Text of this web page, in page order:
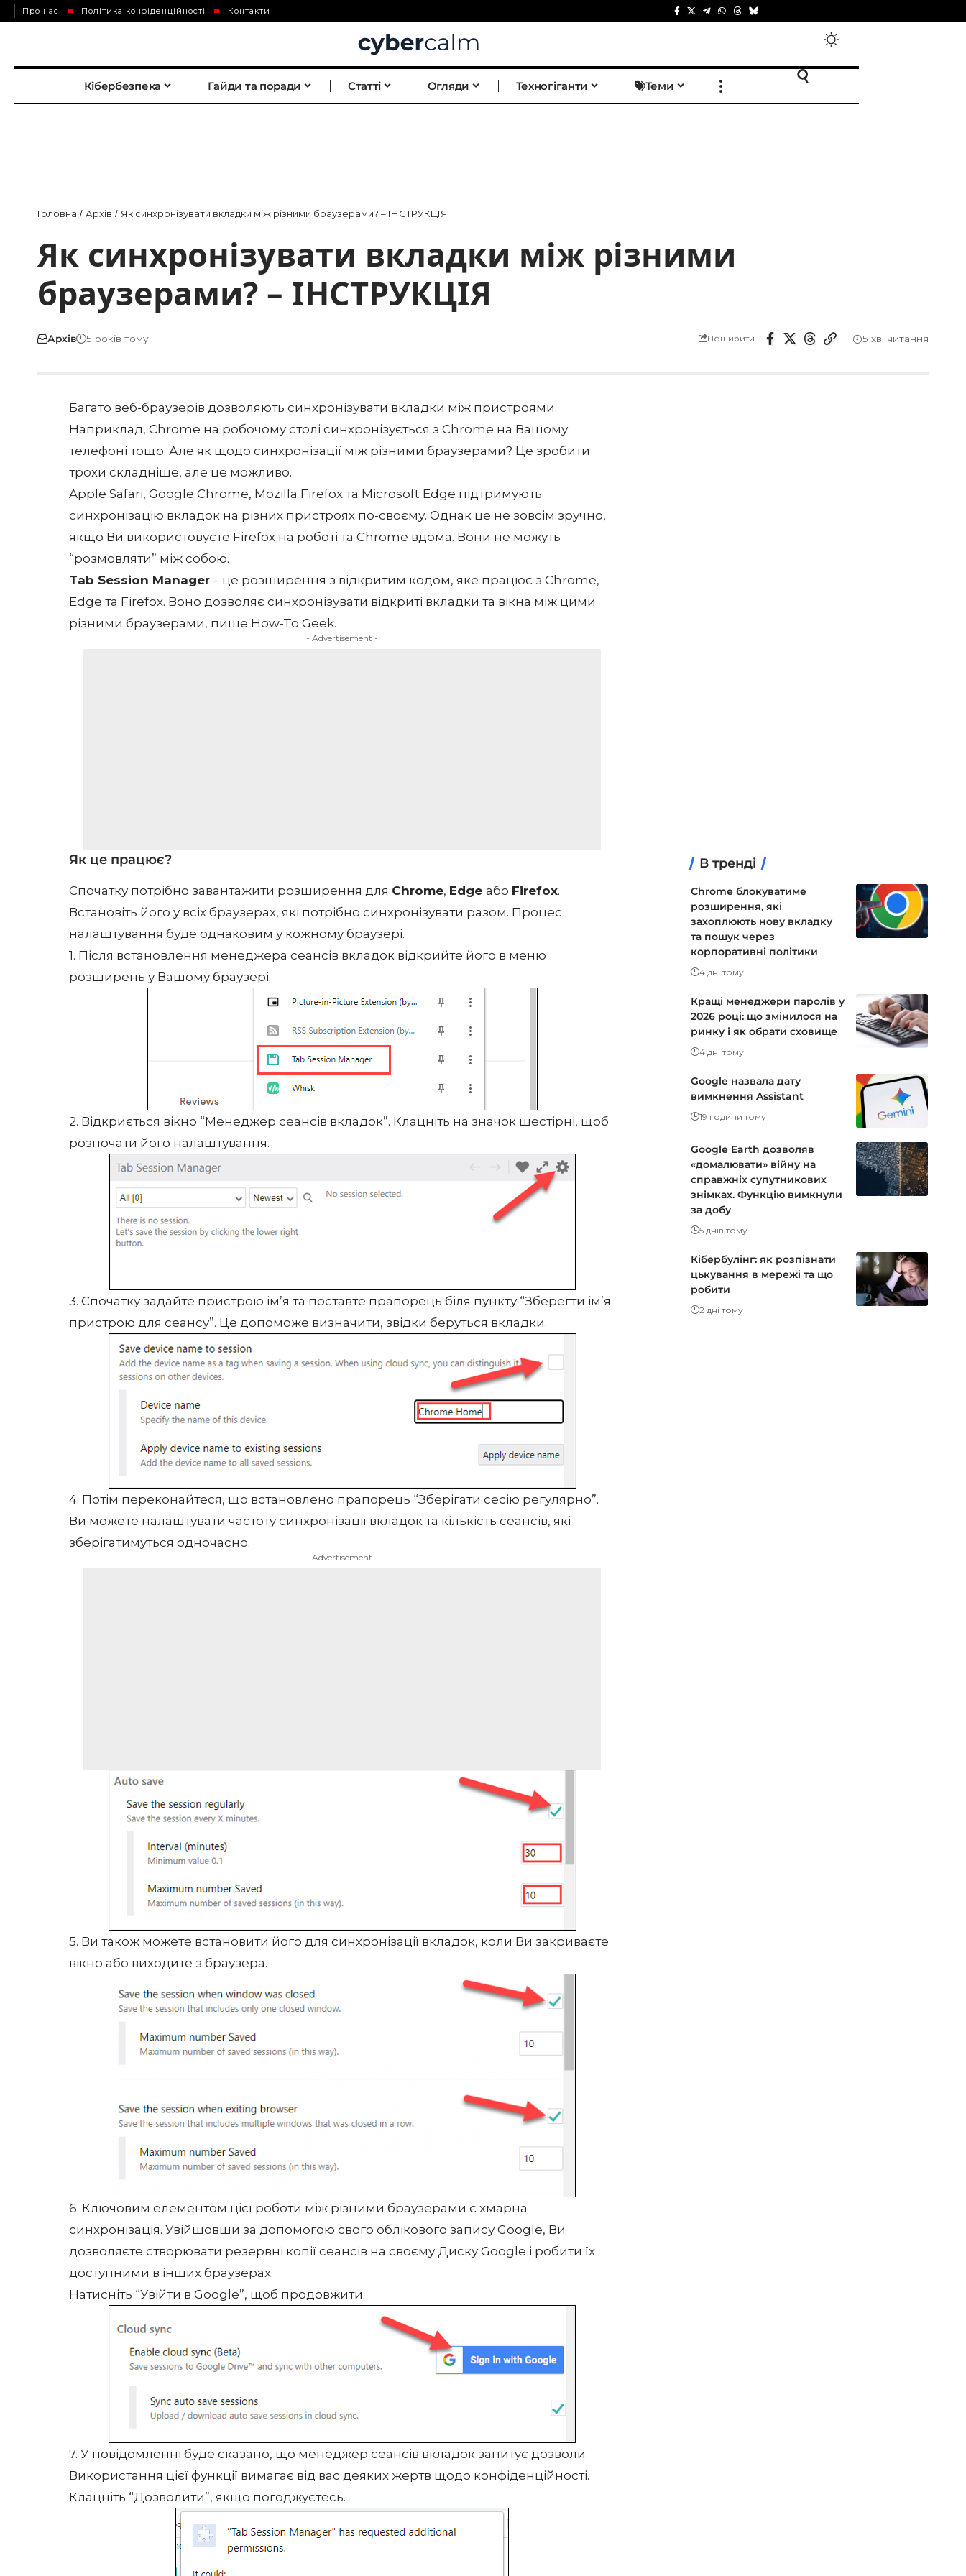
Про нас Політика конфіденційності Контакти
Кібербезпека Гайди та поради Статті Огляди Техногіганти Теми
Головна / Архів / Як синхронізувати вкладки між різними браузерами? – ІНСТРУКЦІЯ
Як синхронізувати вкладки між різними
браузерами? – ІНСТРУКЦІЯ
Архів 5 років тому Поширити 5 хв. читання
Багато веб-браузерів дозволяють синхронізувати вкладки між пристроями.
Наприклад, Chrome на робочому столі синхронізується з Chrome на Вашому
телефоні тощо. Але як щодо синхронізації між різними браузерами? Це зробити
трохи складніше, але це можливо.
Apple Safari, Google Chrome, Mozilla Firefox та Microsoft Edge підтримують
синхронізацію вкладок на різних пристроях по-своєму. Однак це не зовсім зручно,
якщо Ви використовуєте Firefox на роботі та Chrome вдома. Вони не можуть
“розмовляти” між собою.
Tab Session Manager – це розширення з відкритим кодом, яке працює з Chrome,
Edge та Firefox. Воно дозволяє синхронізувати відкриті вкладки та вікна між цими
різними браузерами, пише How-To Geek.
- Advertisement -
Як це працює?
Спочатку потрібно завантажити розширення для Chrome, Edge або Firefox.
Встановіть його у всіх браузерах, які потрібно синхронізувати разом. Процес
налаштування буде однаковим у кожному браузері.
1. Після встановлення менеджера сеансів вкладок відкрийте його в меню
розширень у Вашому браузері.
2. Відкриється вікно “Менеджер сеансів вкладок”. Клацніть на значок шестірні, щоб
розпочати його налаштування.
3. Спочатку задайте пристрою ім’я та поставте прапорець біля пункту “Зберегти ім’я
пристрою для сеансу”. Це допоможе визначити, звідки беруться вкладки.
4. Потім переконайтеся, що встановлено прапорець “Зберігати сесію регулярно”.
Ви можете налаштувати частоту синхронізації вкладок та кількість сеансів, які
зберігатимуться одночасно.
- Advertisement -
5. Ви також можете встановити його для синхронізації вкладок, коли Ви закриваєте
вікно або виходите з браузера.
6. Ключовим елементом цієї роботи між різними браузерами є хмарна
синхронізація. Увійшовши за допомогою свого облікового запису Google, Ви
дозволяєте створювати резервні копії сеансів на своєму Диску Google і робити їх
доступними в інших браузерах.
Натисніть “Увійти в Google”, щоб продовжити.
7. У повідомленні буде сказано, що менеджер сеансів вкладок запитує дозволи.
Використання цієї функції вимагає від вас деяких жертв щодо конфіденційності.
Клацніть “Дозволити”, якщо погоджуєтесь.
В тренді
Chrome блокуватиме
розширення, які
захоплюють нову вкладку
та пошук через
корпоративні політики
4 дні тому
Кращі менеджери паролів у
2026 році: що змінилося на
ринку і як обрати сховище
4 дні тому
Google назвала дату
вимкнення Assistant
19 години тому
Google Earth дозволяв
«домалювати» війну на
справжніх супутникових
знімках. Функцію вимкнули
за добу
5 днів тому
Кібербулінг: як розпізнати
цькування в мережі та що
робити
2 дні тому